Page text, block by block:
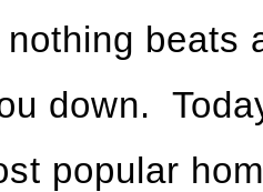
beats
down.
popular